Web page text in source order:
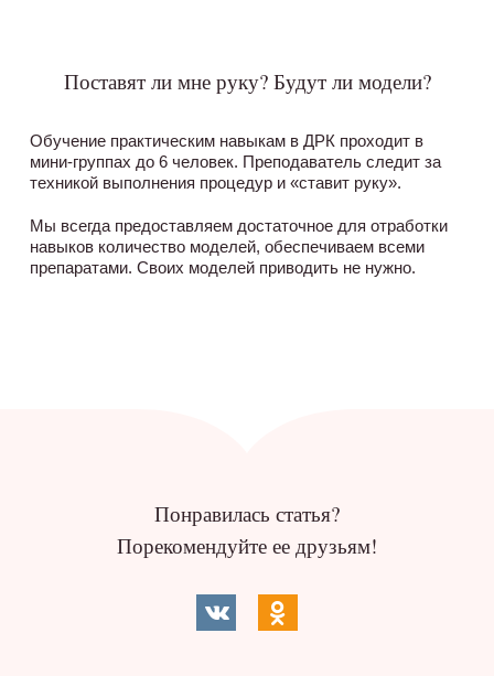
Поставят ли мне руку? Будут ли модели?
Обучение практическим навыкам в ДРК проходит в
мини-группах до 6 человек. Преподаватель следит за
техникой выполнения процедур и «ставит руку».
Мы всегда предоставляем достаточное для отработки
навыков количество моделей, обеспечиваем всеми
препаратами. Своих моделей приводить не нужно.
Понравилась статья?
Порекомендуйте ее друзьям!